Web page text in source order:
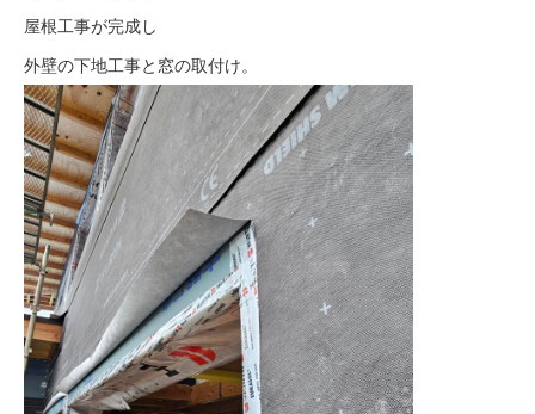
屋根工事が完成し
外壁の下地工事と窓の取付け。